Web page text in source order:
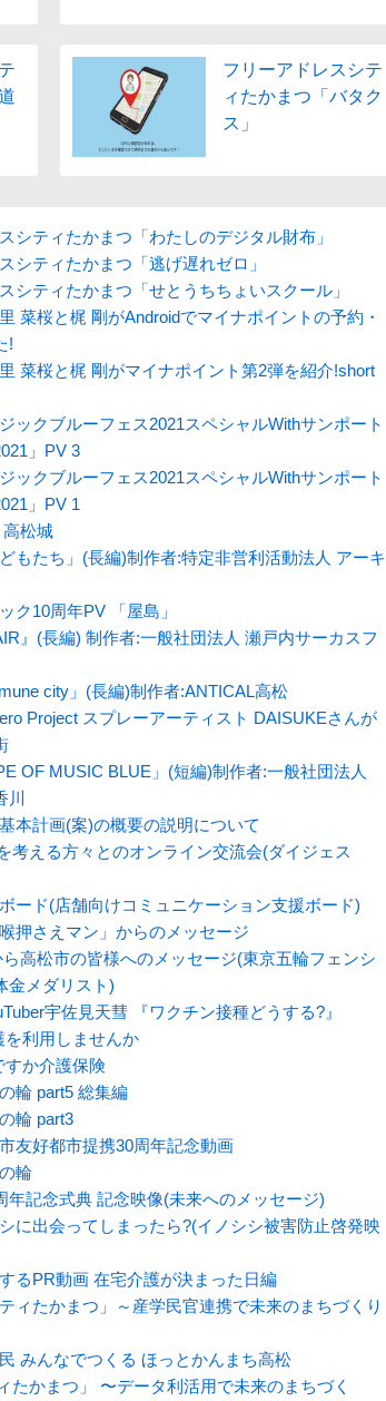
フリーアドレスシテ
ィたかまつ「バタク
ス」
シティたかまつ「わたしのデジタル財布」
シティたかまつ「逃げ遅れゼロ」
シティたかまつ「せとうちちょいスクール」
菜桜と梶 剛がAndroidでマイナポイントの予約・
!
里 菜桜と梶 剛がマイナポイント第2弾を紹介!short
ジックブルーフェス2021スペシャルWithサンポート
」PV 3
ジックブルーフェス2021スペシャルWithサンポート
」PV 1
松城
どもたち」(長編)制作者:特定非営利活動法人 アーキ
ク10周年PV 「屋島」
』(長編) 制作者:一般社団法人 瀬戸内サーカスフ
city」(長編)制作者:ANTICAL高松
Project スプレーアーティスト DAISUKEさんが
OF MUSIC BLUE」(短編)制作者:一般社団法人
本計画(案)の概要の説明について
考える方々とのオンライン交流会(ダイジェス
ード(店舗向けコミュニケーション支援ボード)
喉押さえマン」からのメッセージ
高松市の皆様へのメッセージ(東京五輪フェンシ
金メダリスト)
宇佐見天彗 『ワクチン接種どうする?』
を利用しませんか
すか介護保険
輪 part5 総集編
輪 part3
友好都市提携30周年記念動画
輪
年記念式典 記念映像(未来へのメッセージ)
に出会ってしまったら?(イノシシ被害防止啓発映
るPR動画 在宅介護が決まった日編
ティたかまつ」～産学民官連携で未来のまちづくり
みんなでつくる ほっとかんまち高松
たかまつ」 〜データ利活用で未来のまちづく